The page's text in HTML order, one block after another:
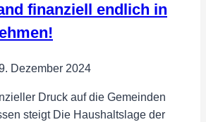
finanziell endlich in
Dezember 2024
Druck auf die Gemeinden
steigt Die Haushaltslage der